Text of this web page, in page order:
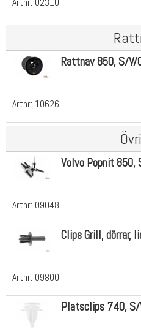
Artnr: 10626
Rattnav 850, S/
Artnr: 09048
Volvo Popnit 850,
Artnr: 09800
Clips Grill, dörrar,
Platsclips 740, S/